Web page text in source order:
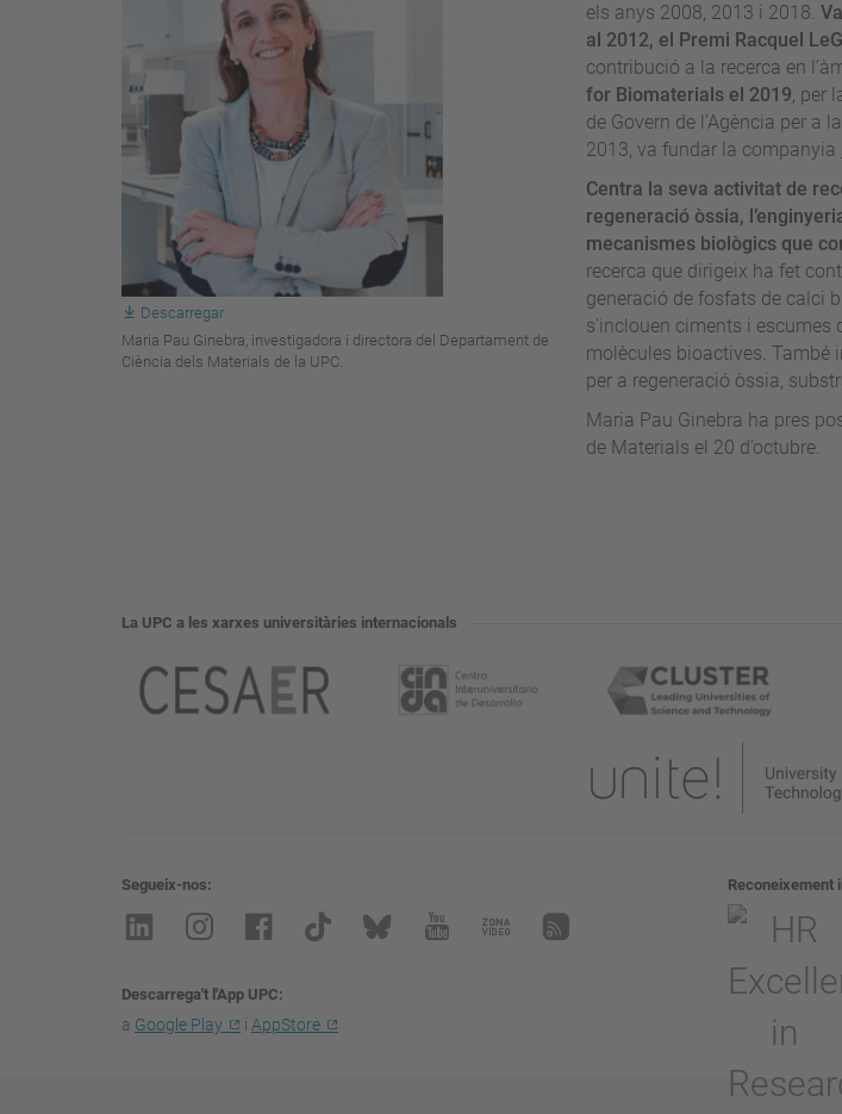
Descarregar
Maria Pau Ginebra, investigadora i directora del Departament de
Ciència dels Materials de la UPC.
els anys 2008, 2013 i 2018.
al 2012, el Premi Racquel
contribució a la recerca en
for Biomaterials el 2019, per
de Govern de l’Agència per a
2013, va fundar la companyia
Centra la seva activitat de
regeneració òssia,
mecanismes biològics que
recerca que dirigeix ha fet
generació de fosfats de calci
s'inclouen ciments i escumes
molècules bioactives. També
per a regeneració òssia,
Maria Pau Ginebra ha pres
de Materials el 20 d’octubre.
La UPC a les xarxes universitàries internacionals
Segueix-nos
Descarrega't l'App UPC
a Google Play i AppStore
Reconeixement